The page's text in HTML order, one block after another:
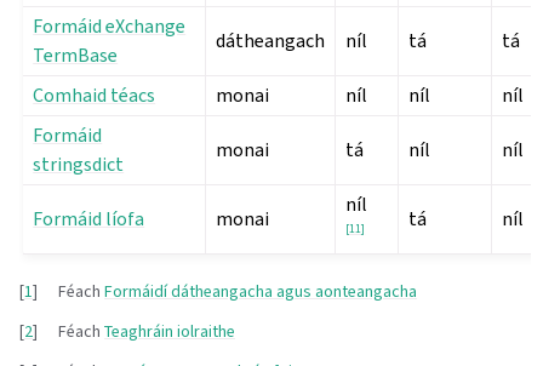
Formáid eXchange
TermBase
dátheangach níl tá tá
Comhaid téacs monai níl níl
níl
Formáid
stringsdict
monai tá níl níl
Formáid líofa monai
níl
[11] tá níl
[1] Féach Formáidí dátheangacha agus aonteangacha
[2] Féach Teaghráin iolraithe